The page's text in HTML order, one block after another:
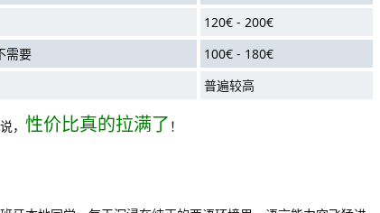
120€ - 200€
需要
100€ - 180€
普遍较高
， 性价比真的拉满了 ！